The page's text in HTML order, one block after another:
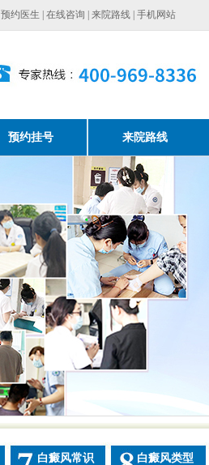
预约医生 在线咨询 来院路线 手机网站
预约挂号 来院路线
白癜风常识 白癜风类型